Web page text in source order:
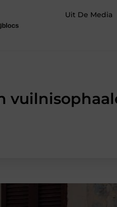
Uit De Media